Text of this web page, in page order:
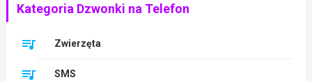
Kategoria Dzwonki na Telefon
Zwierzęta
SMS